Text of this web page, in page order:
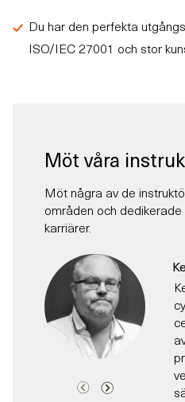
Du har den perfekta
ISO/IEC 27001 och stor
Möt våra
Möt några av de
områden och
karriärer.